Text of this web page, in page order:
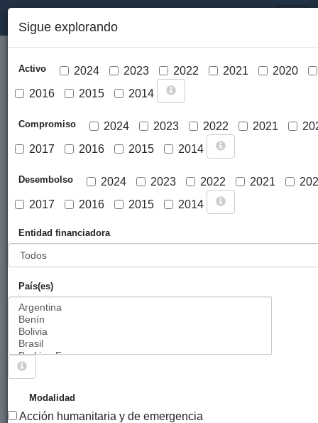
Cargar mapa
Sigue explorando
Activo 2024 2023 2022 2021
2020
2016
2015 2014
Compromiso 2024 2023 2022 2021
2017
2016 2015 2014
Desembolso 2024 2023 2022 2021
2017
2016 2015 2014
Entidad financiadora
País(es)
Modalidad
Acción humanitaria y de emergencia
PROYECTOS CUYO MODALIDAD ES EDUCACIÓN
PARA LA TRANSFORMACIÓN SOCIAL.